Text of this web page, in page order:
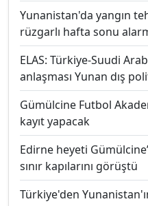
Yunanistan'da yangın
rüzgarlı hafta sonu
ELAS: Türkiye-Suudi
anlaşması Yunan dış
Gümülcine Futbol
kayıt yapacak
Edirne heyeti
sınır kapılarını görüştü
Türkiye'den